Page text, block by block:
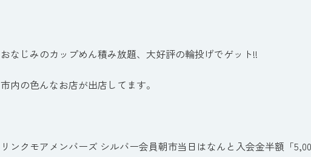
おなじみのカップめん積み放題、大好評の輪投げでゲット!!
市内の色んなお店が出店してます。
リンクモアメンバーズ シルバー会員朝市当日はなんと入会金半額「